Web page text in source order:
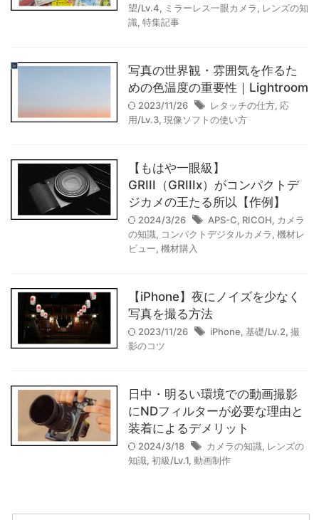
た写真たち
2025/4/10
【レビュー】SIGMA DP2
Merrillを3ヶ月使ったリアルな
感想｜作例｜コンデジの完成系
望/Lv.4, ミラーレス一眼カメラ, レンズの知
識, 特集記事
写真の世界観・雰囲気を作るた
めの色温度の重要性｜Lightroom
2023/11/26 レタッチの仕方, 応
用/Lv.3, 現像ソフトの使い方
【もはや一眼級】
GRIII（GRIIIx）がコンパクトデ
ジカメの王たる所以【作例】
2024/3/26 APS-C, RICOH, カメラ
の知識, コンパクトデジタルカメラ, 機材レ
ビュー, 機材購入
【iPhone】夜にノイズを少なく
写真を撮る方法
2023/11/26 iPhone, 基礎/Lv.2, 撮
影のコツ
日中・明るい環境での動画撮影
にNDフィルターが必要な理由と
装着によるデメリット
2024/3/18 カメラの知識, レンズの
知識, 初級/Lv.1, 動画制作